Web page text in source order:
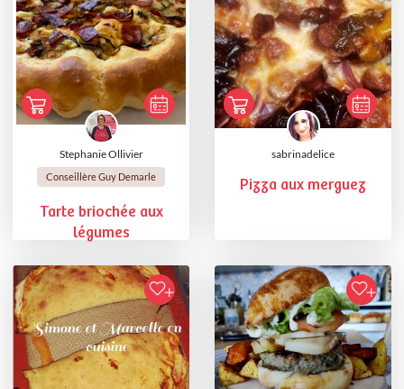
Stephanie Ollivier
Conseillère Guy Demarle
Tarte briochée aux
légumes
sabrinadelice
Pizza aux merguez